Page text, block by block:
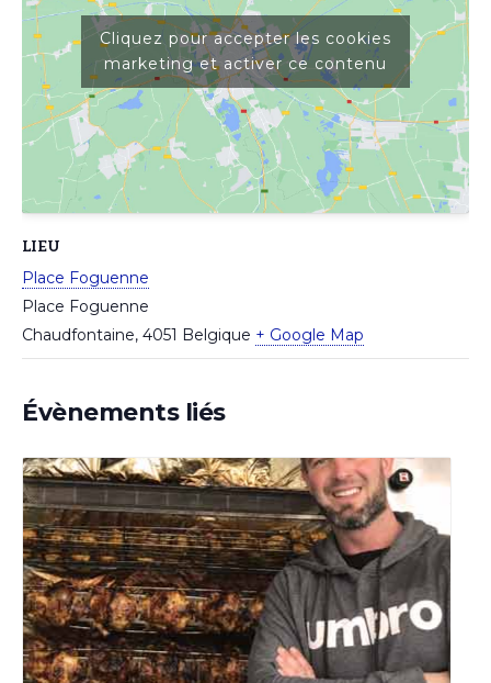
LIEU
Place Foguenne
Place Foguenne
Chaudfontaine, 4051 Belgique + Google Map
Cliquez pour accepter les cookies
marketing et activer ce contenu
Évènements liés